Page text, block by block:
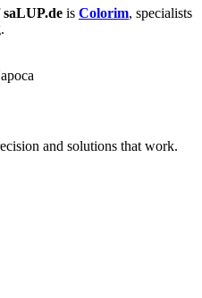
saLUP.de is Colorim, specialists
and solutions that work.